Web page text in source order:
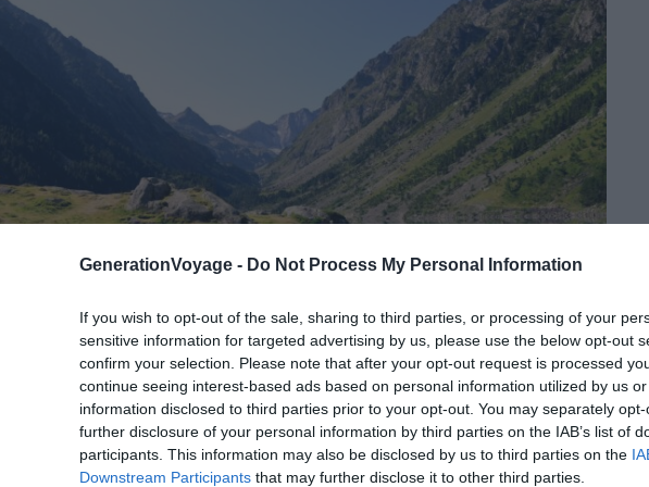
GenerationVoyage - Do Not Process My Personal Information
If you wish to opt-out of the sale, sharing to third parties, or processing of your
sensitive information for targeted advertising by us, please use the below opt-out
confirm your selection. Please note that after your opt-out request is processed
continue seeing interest-based ads based on personal information utilized by us
information disclosed to third parties prior to your opt-out. You may separately
further disclosure of your personal information by third parties on the IAB’s list of
participants. This information may also be disclosed by us to third parties on the
Downstream Participants that may further disclose it to other third parties.
Shutterstock – Vaclav Volrab
l’un des 9 plus beaux lacs d’Occitanie, offrant despossibilités de